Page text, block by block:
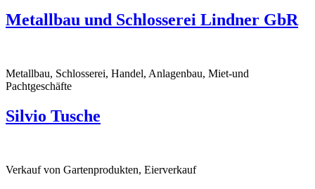
Metallbau und Schlosserei Lindner GbR
Metallbau, Schlosserei, Handel, Anlagenbau, Miet-und
Pachtgeschäfte
Silvio Tusche
Verkauf von Gartenprodukten, Eierverkauf